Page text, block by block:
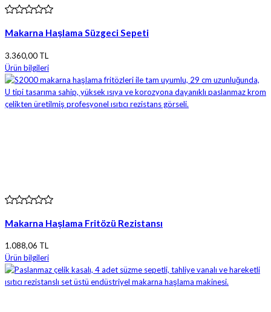
Makarna Haşlama Süzgeci Sepeti
3.360,00 TL
Ürün bilgileri
Makarna Haşlama Fritözü Rezistansı
1.088,06 TL
Ürün bilgileri